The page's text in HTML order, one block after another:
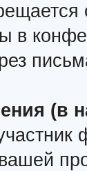
в
(в